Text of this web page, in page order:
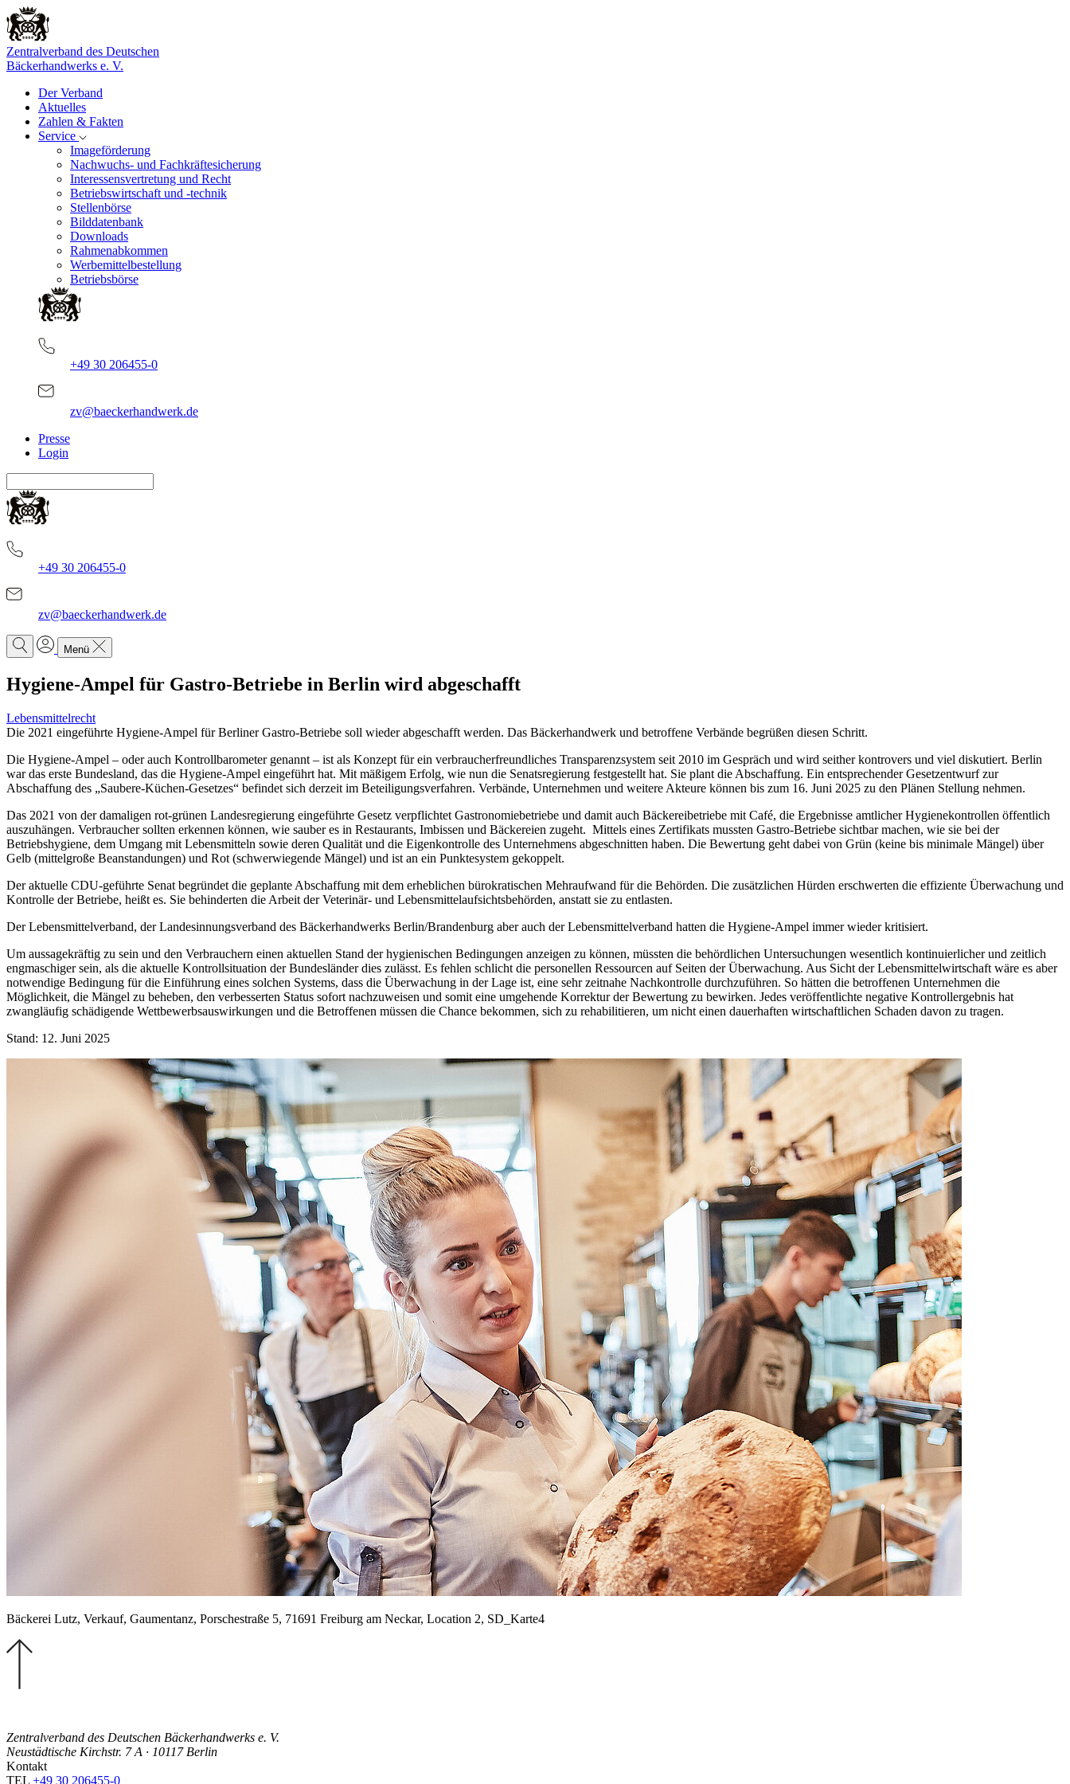
Zentralverband des Deutschen
Bäckerhandwerks e. V.
Der Verband
Aktuelles
Zahlen & Fakten
Service
Imageförderung
Nachwuchs- und Fachkräftesicherung
Interessensvertretung und Recht
Betriebswirtschaft und -technik
Stellenbörse
Bilddatenbank
Downloads
Rahmenabkommen
Werbemittelbestellung
Betriebsbörse
+49 30 206455-0
zv@baeckerhandwerk.de
Presse
Login
+49 30 206455-0
zv@baeckerhandwerk.de
Menü
Hygiene-Ampel für Gastro-Betriebe in Berlin wird abgeschafft
Lebensmittelrecht
Die 2021 eingeführte Hygiene-Ampel für Berliner Gastro-Betriebe soll wieder abgeschafft werden. Das Bäckerhandwerk und betroffene Verbände begrüßen diesen Schritt.
Die Hygiene-Ampel – oder auch Kontrollbarometer genannt – ist als Konzept für ein verbraucherfreundliches Transparenzsystem seit 2010 im Gespräch und wird seither kontrovers und viel diskutiert. Berlin
war das erste Bundesland, das die Hygiene-Ampel eingeführt hat. Mit mäßigem Erfolg, wie nun die Senatsregierung festgestellt hat. Sie plant die Abschaffung. Ein entsprechender Gesetzentwurf zur
Abschaffung des „Saubere-Küchen-Gesetzes“ befindet sich derzeit im Beteiligungsverfahren. Verbände, Unternehmen und weitere Akteure können bis zum 16. Juni 2025 zu den Plänen Stellung nehmen.
Das 2021 von der damaligen rot-grünen Landesregierung eingeführte Gesetz verpflichtet Gastronomiebetriebe und damit auch Bäckereibetriebe mit Café, die Ergebnisse amtlicher Hygienekontrollen öffentlich
auszuhängen. Verbraucher sollten erkennen können, wie sauber es in Restaurants, Imbissen und Bäckereien zugeht. Mittels eines Zertifikats mussten Gastro-Betriebe sichtbar machen, wie sie bei der
Betriebshygiene, dem Umgang mit Lebensmitteln sowie deren Qualität und die Eigenkontrolle des Unternehmens abgeschnitten haben. Die Bewertung geht dabei von Grün (keine bis minimale Mängel) über
Gelb (mittelgroße Beanstandungen) und Rot (schwerwiegende Mängel) und ist an ein Punktesystem gekoppelt.
Der aktuelle CDU-geführte Senat begründet die geplante Abschaffung mit dem erheblichen bürokratischen Mehraufwand für die Behörden. Die zusätzlichen Hürden erschwerten die effiziente Überwachung und
Kontrolle der Betriebe, heißt es. Sie behinderten die Arbeit der Veterinär- und Lebensmittelaufsichtsbehörden, anstatt sie zu entlasten.
Der Lebensmittelverband, der Landesinnungsverband des Bäckerhandwerks Berlin/Brandenburg aber auch der Lebensmittelverband hatten die Hygiene-Ampel immer wieder kritisiert.
Um aussagekräftig zu sein und den Verbrauchern einen aktuellen Stand der hygienischen Bedingungen anzeigen zu können, müssten die behördlichen Untersuchungen wesentlich kontinuierlicher und zeitlich
engmaschiger sein, als die aktuelle Kontrollsituation der Bundesländer dies zulässt. Es fehlen schlicht die personellen Ressourcen auf Seiten der Überwachung. Aus Sicht der Lebensmittelwirtschaft wäre es aber
notwendige Bedingung für die Einführung eines solchen Systems, dass die Überwachung in der Lage ist, eine sehr zeitnahe Nachkontrolle durchzuführen. So hätten die betroffenen Unternehmen die
Möglichkeit, die Mängel zu beheben, den verbesserten Status sofort nachzuweisen und somit eine umgehende Korrektur der Bewertung zu bewirken. Jedes veröffentlichte negative Kontrollergebnis hat
zwangläufig schädigende Wettbewerbsauswirkungen und die Betroffenen müssen die Chance bekommen, sich zu rehabilitieren, um nicht einen dauerhaften wirtschaftlichen Schaden davon zu tragen.
Stand: 12. Juni 2025
Bäckerei Lutz, Verkauf, Gaumentanz, Porschestraße 5, 71691 Freiburg am Neckar, Location 2, SD_Karte4
Zentralverband des Deutschen Bäckerhandwerks e. V.
Neustädtische Kirchstr. 7 A · 10117 Berlin
Kontakt
TEL +49 30 206455-0